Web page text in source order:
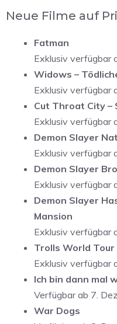
Neue Filme auf
Fatman
Exklusiv verfügbar
Widows –
Exklusiv verfügbar
Cut Throat City –
Exklusiv verfügbar
Demon Slayer
Exklusiv verfügbar
Demon Slayer
Exklusiv verfügbar
Demon Slayer
Mansion
Exklusiv verfügbar
Trolls World Tour
Exklusiv verfügbar
Ich bin dann mal
Verfügbar ab 7.
War Dogs